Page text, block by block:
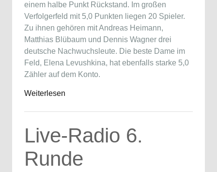
einem halbe Punkt Rückstand. Im großen
Verfolgerfeld mit 5,0 Punkten liegen 20 Spieler.
Zu ihnen gehören mit Andreas Heimann,
Matthias Blübaum und Dennis Wagner drei
deutsche Nachwuchsleute. Die beste Dame im
Feld, Elena Levushkina, hat ebenfalls starke 5,0
Zähler auf dem Konto.
Weiterlesen
Live-Radio 6.
Runde